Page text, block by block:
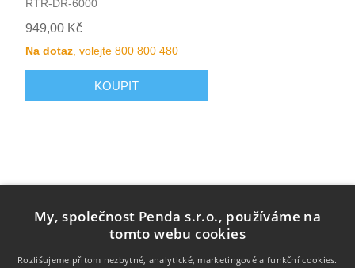
RTR-DR-6000
949,00 Kč
Na dotaz, volejte 800 800 480
My, společnost Penda s.r.o., používáme na
tomto webu cookies
Rozlišujeme přitom nezbytné, analytické, marketingové a funkční cookies.